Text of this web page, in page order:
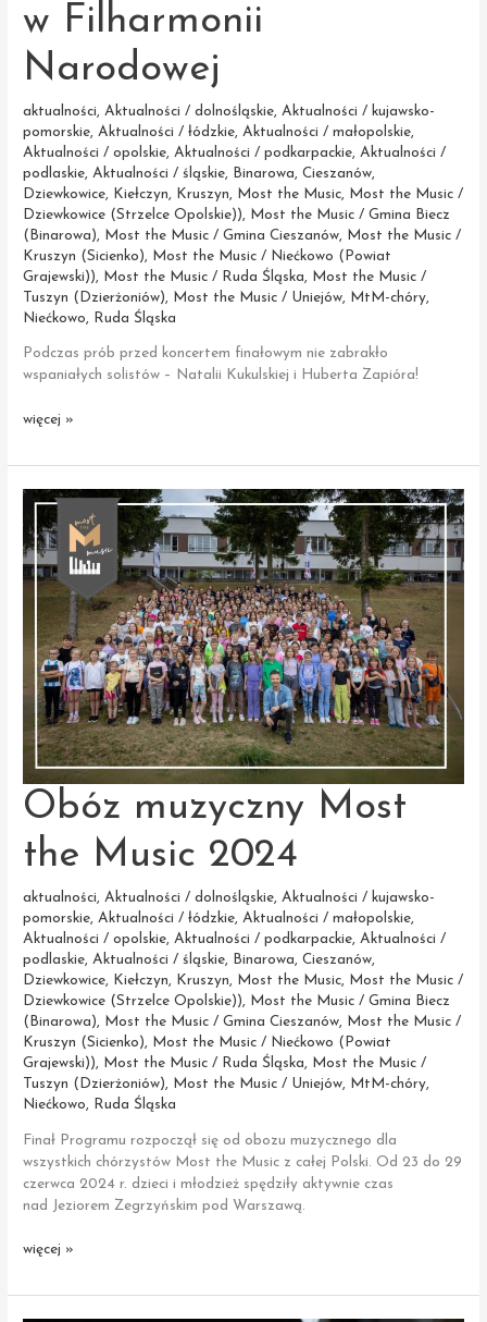
w Filharmonii
Narodowej
aktualności,Aktualności / dolnośląskie,Aktualności / kujawsko-
pomorskie,Aktualności / łódzkie,Aktualności / małopolskie,
Aktualności / opolskie,Aktualności / podkarpackie,Aktualności /
podlaskie,Aktualności / śląskie, Binarowa,Cieszanów,
Dziewkowice, Kiełczyn, Kruszyn, Most the Music,
Most the Music /
Dziewkowice (Strzelce Opolskie)),
Most the Music / Gmina Biecz
(Binarowa), Most the Music / Gmina Cieszanów,
Most the Music /
Kruszyn (Sicienko),
Most the Music / Niećkowo (Powiat
Grajewski)), Most the Music / Ruda Śląska,
Most the Music /
Tuszyn (Dzierżoniów), Most the Music / Uniejów, MtM-chóry,
Niećkowo, Ruda Śląska
Podczas prób przed koncertem finałowym nie zabrakło
wspaniałych solistów – Natalii Kukulskiej i Huberta Zapióra!
Próby
Most
Music
w Filharmonii
Narodowej
więcej »
Obóz muzyczny Most
the Music 2024
aktualności,Aktualności / dolnośląskie,Aktualności / kujawsko-
pomorskie,Aktualności / łódzkie,Aktualności / małopolskie,
Aktualności / opolskie,Aktualności / podkarpackie,Aktualności /
podlaskie,Aktualności / śląskie, Binarowa,Cieszanów,
Dziewkowice, Kiełczyn, Kruszyn, Most the Music,
Most the Music /
Dziewkowice (Strzelce Opolskie)),
Most the Music / Gmina Biecz
(Binarowa), Most the Music / Gmina Cieszanów,
Most the Music /
Kruszyn (Sicienko),
Most the Music / Niećkowo (Powiat
Grajewski)), Most the Music / Ruda Śląska,
Most the Music /
Tuszyn (Dzierżoniów), Most the Music / Uniejów, MtM-chóry,
Niećkowo, Ruda Śląska
Finał Programu rozpoczął się od obozu muzycznego dla
wszystkich chórzystów Most the Music z całej Polski. Od 23 do 29
czerwca 2024 r. dzieci i młodzież spędziły aktywnie czas
nad Jeziorem Zegrzyńskim pod Warszawą.
Obóz
Most
więcej »